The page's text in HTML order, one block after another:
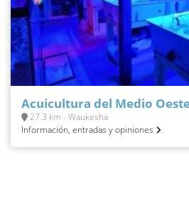
Acuicultura del Medio
27.3 km - Waukesha
Información, entradas y opiniones